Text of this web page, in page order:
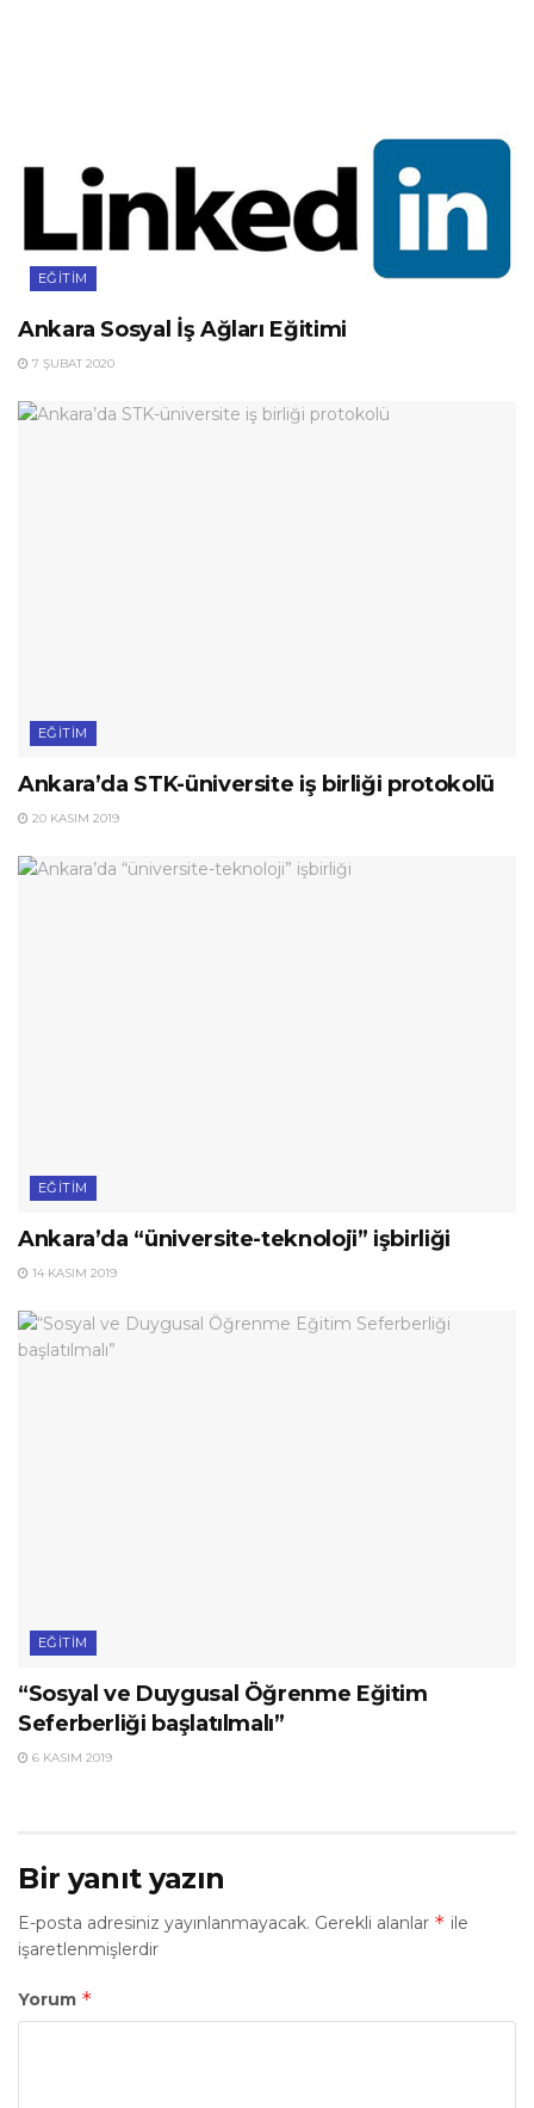
EĞITIM
Ankara Sosyal İş Ağları Eğitimi
7 ŞUBAT 2020
EĞITIM
Ankara’da STK-üniversite iş birliği protokolü
20 KASIM 2019
EĞITIM
Ankara’da “üniversite-teknoloji” işbirliği
14 KASIM 2019
EĞITIM
“Sosyal ve Duygusal Öğrenme Eğitim
Seferberliği başlatılmalı”
6 KASIM 2019
Bir yanıt yazın
E-posta adresiniz yayınlanmayacak. Gerekli alanlar * ile
işaretlenmişlerdir
Yorum *